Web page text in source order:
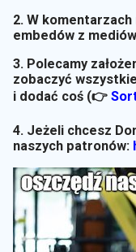
2. W
embedów z
3. Polecamy
zobaczyć
i dodać coś (👉
4. Jeżeli chcesz
naszych patronów: